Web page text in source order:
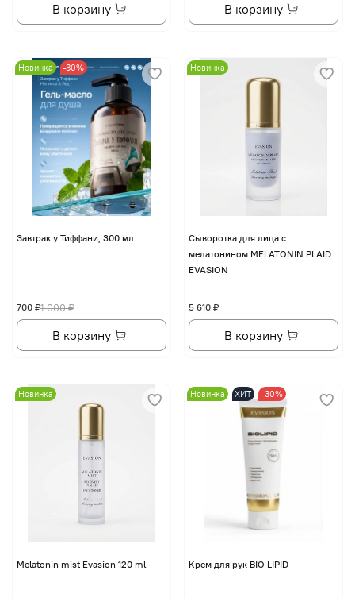
В корзину В корзину
Новинка -30%
Завтрак у Тиффани, 300 мл
1 000 ₽
700 ₽
В корзину
Новинка
Сыворотка для лица с
мелатонином MELATONIN PLAID
EVASION
5 610 ₽
В корзину
Новинка
Melatonin mist Evasion 120 ml
Новинка ХИТ -30%
Крем для рук BIO LIPID